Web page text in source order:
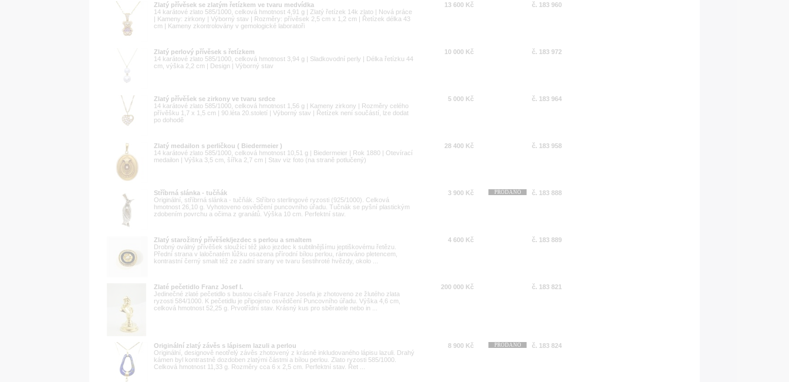
Zlatý přívěsek se zlatým řetízkem ve tvaru medvídka
14 karátové zlato 585/1000, celková hmotnost 4,91 g | Zlatý řetízek 14k zlato | Nová práce
| Kameny: zirkony | Výborný stav | Rozměry: přívěsek 2,5 cm x 1,2 cm | Řetízek délka 43
cm | Kameny zkontrolovány v gemologické laboratoři
13 600 Kč č. 183 960
Zlatý perlový přívěsek s řetízkem
14 karátové zlato 585/1000, celková hmotnost 3,94 g | Sladkovodní perly | Délka řetízku 44
cm, výška 2,2 cm | Design | Výborný stav
10 000 Kč č. 183 972
Zlatý přívěšek se zirkony ve tvaru srdce
14 karátové zlato 585/1000, celková hmotnost 1,56 g | Kameny zirkony | Rozměry celého
přívěšku 1,7 x 1,5 cm | 90.léta 20.století | Výborný stav | Řetízek není součástí, lze dodat
po dohodě
5 000 Kč č. 183 964
Zlatý medailon s perličkou ( Biedermeier )
14 karátové zlato 585/1000, celková hmotnost 10,51 g | Biedermeier | Rok 1880 | Otevírací
medailon | Výška 3,5 cm, šířka 2,7 cm | Stav viz foto (na straně potlučený)
28 400 Kč č. 183 958
Stříbrná slánka - tučňák
Originální, stříbrná slánka - tučňák. Stříbro sterlingové ryzosti (925/1000). Celková
hmotnost 26,10 g. Vyhotoveno osvědčení puncovního úřadu. Tučnák se pyšní plastickým
zdobením povrchu a očima z granátů. Výška 10 cm. Perfektní stav.
3 900 Kč PRODÁNO č. 183 888
Zlatý starožitný přívěšek/jezdec s perlou a smaltem
Drobný oválný přívěšek sloužící též jako jezdec k subtilnějšímu jeptiškovému řetězu.
Přední strana v laločnatém lůžku osazena přírodní bílou perlou, rámováno pletencem,
kontrastní černý smalt též ze zadní strany ve tvaru šestihroté hvězdy, okolo ...
4 600 Kč č. 183 889
Zlaté pečetidlo Franz Josef I.
Jedinečné zlaté pečetidlo s bustou císaře Franze Josefa je zhotoveno ze žlutého zlata
ryzosti 584/1000. K pečetidlu je připojeno osvědčení Puncovního úřadu. Výška 4,6 cm,
celková hmotnost 52,25 g. Prvotřídní stav. Krásný kus pro sběratele nebo in ...
200 000 Kč č. 183 821
Originální zlatý závěs s lápisem lazuli a perlou
Originální, designově neotřelý závěs zhotovený z krásně inkludovaného lápisu lazuli. Drahý
kámen byl kontrastně dozdoben zlatými částmi a bílou perlou. Zlato ryzosti 585/1000.
Celková hmotnost 11,33 g. Rozměry cca 6 x 2,5 cm. Perfektní stav. Řet ...
8 900 Kč PRODÁNO č. 183 824